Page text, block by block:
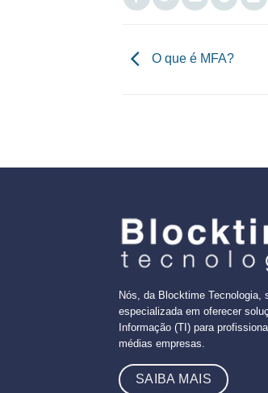
O que é MFA?
Nós, da Blocktime Tecnologia,
especializada em oferecer
Informação (TI) para
médias empresas.
SAIBA MAIS